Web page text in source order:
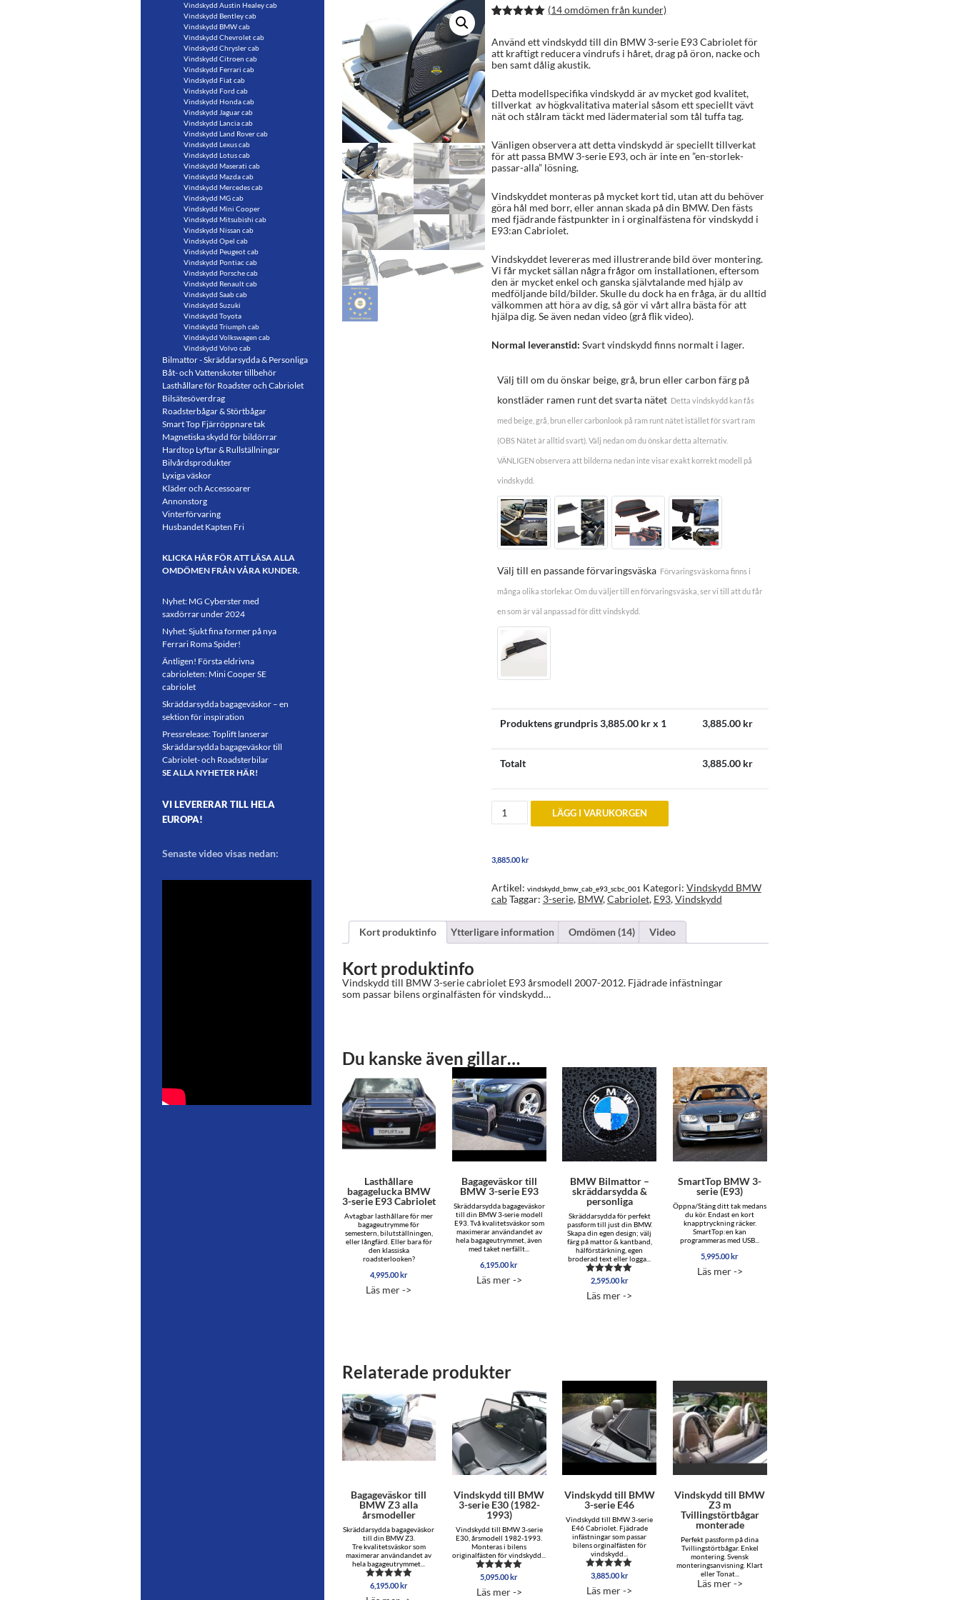
baserat på
kundrecens
ioner
(14omdömen från kunder)
Använd ett vindskydd till din BMW 3-serie E93 Cabriolet för
att kraftigt reducera vindrufs i håret, drag på öron, nacke och
ben samt dålig akustik.
Detta modellspecifika vindskydd är av mycket god kvalitet,
tillverkat av högkvalitativa material såsom ett speciellt vävt
nät och stålram täckt med lädermaterial som tål tuffa tag.
Vänligen observera att detta vindskydd är speciellt tillverkat
för att passa BMW 3-serie E93, och är inte en ”en-storlek-
passar-alla” lösning.
Vindskyddet monteras på mycket kort tid, utan att du behöver
göra hål med borr, eller annan skada på din BMW. Den fästs
med fjädrande fästpunkter in i orginalfästena för vindskydd i
E93:an Cabriolet.
Vindskyddet levereras med illustrerande bild över montering.
Vi får mycket sällan några frågor om installationen, eftersom
den är mycket enkel och ganska självtalande med hjälp av
medföljande bild/bilder. Skulle du dock ha en fråga, är du alltid
välkommen att höra av dig, så gör vi vårt allra bästa för att
hjälpa dig. Se även nedan video (grå flik video).
Normal leveranstid: Svart vindskydd finns normalt i lager.
Välj till om du önskar beige, grå, brun eller carbon färg på
konstläder ramen runt det svarta nätet Detta vindskydd kan fås
med beige, grå, brun eller carbonlook på ram runt nätet istället för svart ram
(OBS Nätet är alltid svart). Välj nedan om du önskar detta alternativ.
VÄNLIGEN observera att bilderna nedan inte visar exakt korrekt modell på
vindskydd.
Välj till en passande förvaringsväska Förvaringsväskorna finns i
många olika storlekar. Om du väljer till en förvaringsväska, ser vi till att du får
en som är väl anpassad för ditt vindskydd.
Produktens grundpris3,885.00kr x 1 3,885.00kr
Totalt 3,885.00kr
Vindskydd
BMW
cabriolet
årsmodell
2007-
2012
mängd
LÄGG I VARUKORGEN
3,885.00kr
Artikel: vindskydd_bmw_cab_e93_scbc_001 Kategori: Vindskydd BMW
cabTaggar: 3-serie, BMW,Cabriolet, E93,Vindskydd
Kort produktinfo Ytterligare information Omdömen (14) Video
Kort produktinfo
Vindskydd till BMW 3-serie cabriolet E93 årsmodell 2007-2012. Fjädrade infästningar
som passar bilens orginalfästen för vindskydd…
Du kanske även gillar…
Lasthållare
bagagelucka BMW
3-serie E93 Cabriolet
Avtagbar lasthållare för mer
bagageutrymme för
semestern, bilutställningen,
eller långfärd. Eller bara för
den klassiska
roadsterlooken?
4,995.00kr
Läs mer ->
Bagageväskor till
BMW 3-serie E93
Skräddarsydda bagageväskor
till din BMW 3-serie modell
E93. Två kvalitetsväskor som
maximerar användandet av
hela bagageutrymmet, även
med taket nerfällt...
6,195.00kr
Läs mer ->
BMW Bilmattor –
skräddarsydda &
personliga
Skräddarsydda för perfekt
passform till just din BMW.
Skapa din egen design; välj
färg på mattor & kantband,
hälförstärkning, egen
broderad text eller logga...
Betygsatt
av 5
2,595.00kr
Läs mer ->
SmartTop BMW 3-
serie (E93)
Öppna/Stäng ditt tak medans
du kör. Endast en kort
knapptryckning räcker.
SmartTop:en kan
programmeras med USB...
5,995.00kr
Läs mer ->
Relaterade produkter
Bagageväskor till
BMW Z3 alla
årsmodeller
Skräddarsydda bagageväskor
till din BMW Z3.
Tre kvalitetsväskor som
maximerar användandet av
hela bagageutrymmet...
Betygsatt
6,195.00 kr
Vindskydd till BMW
3-serie E30 (1982-
1993)
Vindskydd till BMW 3-serie
E30, årsmodell 1982-1993.
Monteras i bilens
originalfästen för vindskydd...
Betygsatt
av 5
5,095.00 kr
Läs mer ->
Vindskydd till BMW
3-serie E46
Vindskydd till BMW 3-serie
E46 Cabriolet. Fjädrade
infästningar som passar
bilens orginalfästen för
vindskydd...
Betygsatt
av 5
3,885.00 kr
Läs mer ->
Vindskydd till BMW
Z3 m
Tvillingstörtbågar
monterade
Perfekt passform på dina
Tvillingstörtbågar. Enkel
montering. Svensk
monteringsanvisning. Klart
eller Tonat...
Läs mer ->
Vindskydd Austin Healey cab
Vindskydd Bentley cab
Vindskydd BMW cab
Vindskydd Chevrolet cab
Vindskydd Chrysler cab
Vindskydd Citroen cab
Vindskydd Ferrari cab
Vindskydd Fiat cab
Vindskydd Ford cab
Vindskydd Honda cab
Vindskydd Jaguar cab
Vindskydd Lancia cab
Vindskydd Land Rover cab
Vindskydd Lexus cab
Vindskydd Lotus cab
Vindskydd Maserati cab
Vindskydd Mazda cab
Vindskydd Mercedes cab
Vindskydd MG cab
Vindskydd Mini Cooper
Vindskydd Mitsubishi cab
Vindskydd Nissan cab
Vindskydd Opel cab
Vindskydd Peugeot cab
Vindskydd Pontiac cab
Vindskydd Porsche cab
Vindskydd Renault cab
Vindskydd Saab cab
Vindskydd Suzuki
Vindskydd Toyota
Vindskydd Triumph cab
Vindskydd Volkswagen cab
Vindskydd Volvo cab
Bilmattor - Skräddarsydda & Personliga
Båt- och Vattenskoter tillbehör
Lasthållare för Roadster och Cabriolet
Bilsätesöverdrag
Roadsterbågar & Störtbågar
Smart Top Fjärröppnare tak
Magnetiska skydd för bildörrar
Hardtop Lyftar & Rullställningar
Bilvårdsprodukter
Lyxiga väskor
Kläder och Accessoarer
Annonstorg
Vinterförvaring
Husbandet Kapten Fri
KLICKA HÄR FÖR ATT LÄSA ALLA
OMDÖMEN FRÅN VÅRA KUNDER.
Nyhet: MG Cyberster med
saxdörrar under 2024
Nyhet: Sjukt fina former på nya
Ferrari Roma Spider!
Äntligen! Första eldrivna
cabrioleten: Mini Cooper SE
cabriolet
Skräddarsydda bagageväskor – en
sektion för inspiration
Pressrelease: Toplift lanserar
Skräddarsydda bagageväskor till
Cabriolet- och Roadsterbilar
SE ALLA NYHETER HÄR!
VI LEVERERAR TILL HELA
EUROPA!
Senaste video visas nedan: